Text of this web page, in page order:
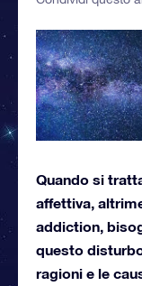
Quando si
affettiva,
addiction,
questo
ragioni e le